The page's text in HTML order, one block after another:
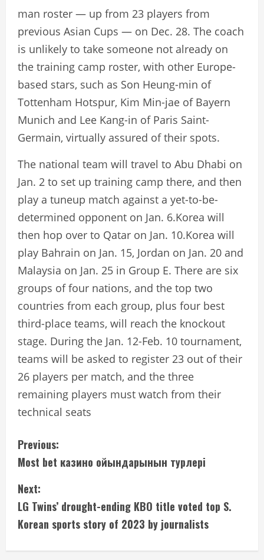
man roster — up from 23 players from
previous Asian Cups — on Dec. 28. The coach
is unlikely to take someone not already on
the training camp roster, with other Europe-
based stars, such as Son Heung-min of
Tottenham Hotspur, Kim Min-jae of Bayern
Munich and Lee Kang-in of Paris Saint-
Germain, virtually assured of their spots.
The national team will travel to Abu Dhabi on
Jan. 2 to set up training camp there, and then
play a tuneup match against a yet-to-be-
determined opponent on Jan. 6.Korea will
then hop over to Qatar on Jan. 10.Korea will
play Bahrain on Jan. 15, Jordan on Jan. 20 and
Malaysia on Jan. 25 in Group E. There are six
groups of four nations, and the top two
countries from each group, plus four best
third-place teams, will reach the knockout
stage. During the Jan. 12-Feb. 10 tournament,
teams will be asked to register 23 out of their
26 players per match, and the three
remaining players must watch from their
technical seats
C
o
n
t
i
Previous:
Most bet казино ойындарынын турлерi
Next:
LG Twins’ drought-ending KBO title voted top S.
Korean sports story of 2023 by journalists